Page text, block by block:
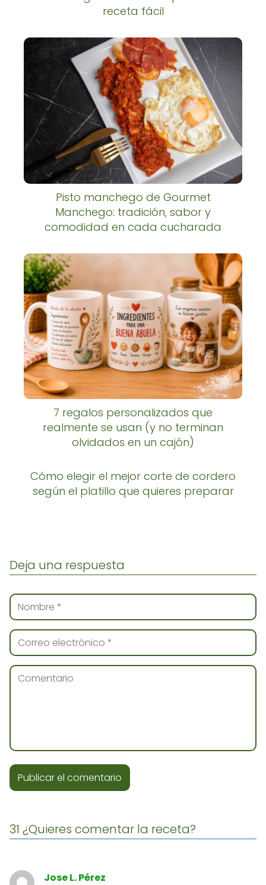
receta fácil
Pisto manchego de Gourmet
Manchego: tradición, sabor y
comodidad en cada cucharada
7 regalos personalizados que
realmente se usan (y no terminan
olvidados en un cajón)
Cómo elegir el mejor corte de cordero
según el platillo que quieres preparar
31 ¿Quieres comentar la receta?
Jose L. Pérez
Deja una respuesta